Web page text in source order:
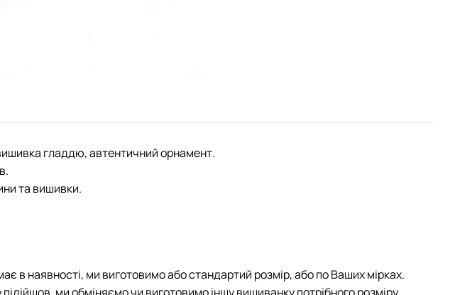
гладдю, автентичний орнамент.
та вишивки.
в наявності, ми виготовимо або стандартий розмір, або по Ваших мірках.